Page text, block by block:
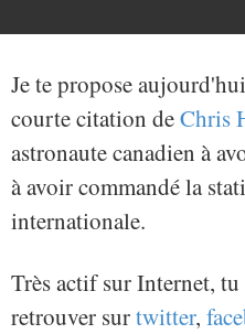
Je te propose
courte citation deChris
astronaute canadien à
à avoir commandé la
internationale.
Très actif sur Internet,
retrouver surtwitter,